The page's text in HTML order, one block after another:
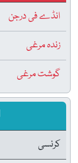
انڈے فی درجن
زندہ مرغی
گوشت مرغی
کرنسی